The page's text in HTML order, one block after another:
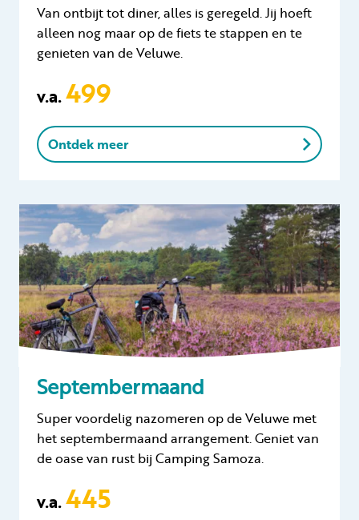
Van ontbijt tot diner, alles is geregeld. Jij hoeft
alleen nog maar op de fiets te stappen en te
genieten van de Veluwe.
v.a.499
Ontdek meer
Septembermaand
Super voordelig nazomeren op de Veluwe met
het septembermaand arrangement. Geniet van
de oase van rust bij Camping Samoza.
v.a.445